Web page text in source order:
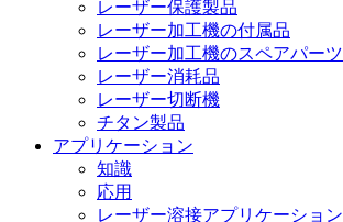
レーザー保護製品
レーザー加工機の付属品
レーザー加工機のスペアパーツ
レーザー消耗品
レーザー切断機
チタン製品
アプリケーション
知識
応用
レーザー溶接アプリケーション